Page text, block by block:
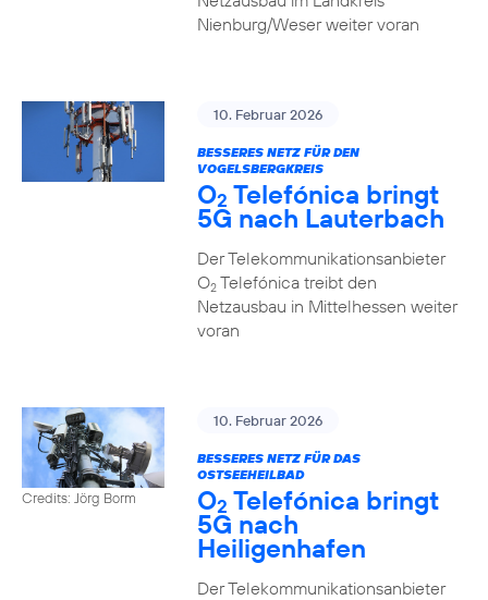
Nienburg/Weser weiter voran
10. Februar 2026
BESSERES NETZ FÜR DEN
VOGELSBERGKREIS
O2 Telefónica bringt
5G nach Lauterbach
Der Telekommunikationsanbieter
O2Telefónica treibt den
Netzausbau in Mittelhessen weiter
voran
Credits: Jörg Borm
10. Februar 2026
BESSERES NETZ FÜR DAS
OSTSEEHEILBAD
O2 Telefónica bringt
5G nach
Heiligenhafen
Der Telekommunikationsanbieter